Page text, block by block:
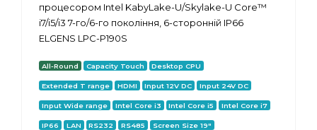
процесором Intel KabyLake-U/Skylake-U Core™
i7/i5/i3 7-го/6-го покоління, 6-сторонній IP66
ELGENS LPC-P190S
All-Round Capacity Touch Desktop CPU
Extended T range HDMI Input 12V DC Input 24V DC
Input Wide range Intel Core i3 Intel Core i5 Intel Core i7
IP66 LAN RS232 RS485 Screen Size 19"